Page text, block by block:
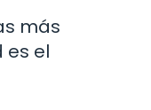
más
es el